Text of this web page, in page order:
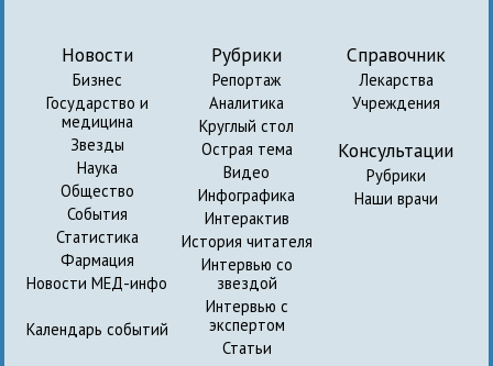
Новости
Бизнес
Государство и
медицина
Звезды
Наука
Общество
События
Статистика
Фармация
Новости МЕД-инфо
Календарь событий
Рубрики
Репортаж
Аналитика
Круглый стол
Острая тема
Видео
Инфографика
Интерактив
История читателя
Интервью со
звездой
Интервью с
экспертом
Статьи
Справочник
Лекарства
Учреждения
Консультации
Рубрики
Наши врачи